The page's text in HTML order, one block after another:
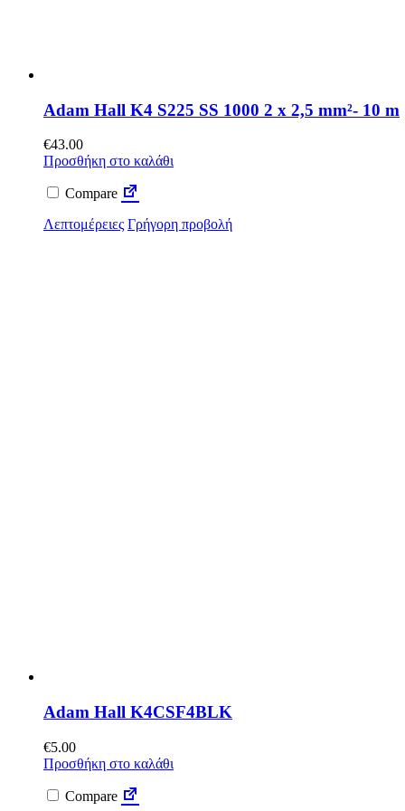
Adam Hall K4 S225 SS 1000 2 x 2,5 mm²- 10 m
€43.00
Προσθήκη στο καλάθι
Compare
Λεπτομέρειες Γρήγορη προβολή
Adam Hall K4CSF4BLK
€5.00
Προσθήκη στο καλάθι
Compare